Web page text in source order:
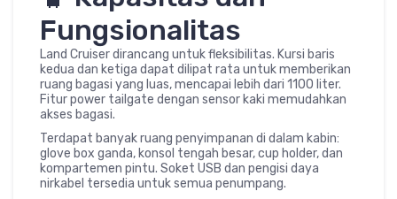
Fungsionalitas
Land Cruiser dirancang untuk fleksibilitas. Kursi baris
kedua dan ketiga dapat dilipat rata untuk memberikan
ruang bagasi yang luas, mencapai lebih dari 1100 liter.
Fitur power tailgate dengan sensor kaki memudahkan
akses bagasi.
Terdapat banyak ruang penyimpanan di dalam kabin:
glove box ganda, konsol tengah besar, cup holder, dan
kompartemen pintu. Soket USB dan pengisi daya
nirkabel tersedia untuk semua penumpang.